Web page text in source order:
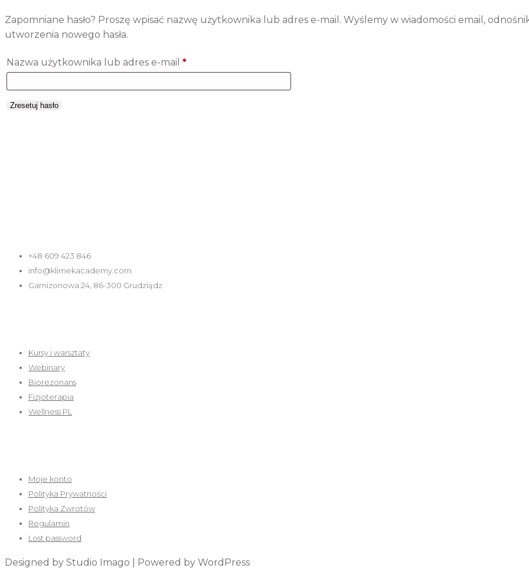
Zapomniane hasło? Proszę wpisać nazwę użytkownika lub adres e-mail. Wyślemy w wiadomości email,
utworzenia nowego hasła.
Nazwa użytkownika lub adres e-mail *Wymagane
Zresetuj hasło
+48 609 423 846
info@klimekacademy.com
Garnizonowa 24, 86-300 Grudziądz
Kursy i warsztaty
Webinary
Biorezonans
Fizjoterapia
Wellness PL
Moje konto
Polityka Prywatności
Polityka Zwrotów
Regulamin
Lost password
Designed by Studio Imago | Powered by WordPress